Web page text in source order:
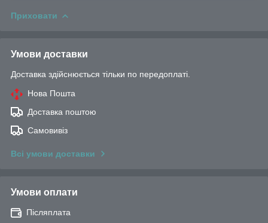
Приховати
Умови доставки
Доставка здійснюється тільки по передоплаті.
Нова Пошта
Доставка поштою
Самовивіз
Всі умови доставки
Умови оплати
Післяплата